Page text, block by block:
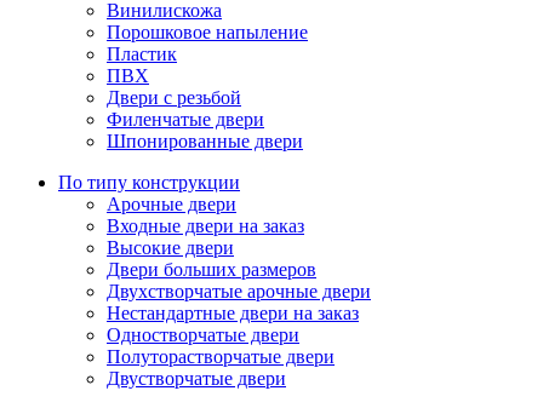
Винилискожа
Порошковое напыление
Пластик
ПВХ
Двери с резьбой
Филенчатые двери
Шпонированные двери
По типу конструкции
Арочные двери
Входные двери на заказ
Высокие двери
Двери больших размеров
Двухстворчатые арочные двери
Нестандартные двери на заказ
Одностворчатые двери
Полуторастворчатые двери
Двустворчатые двери